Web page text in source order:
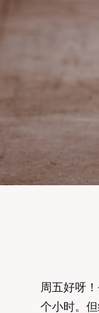
周五好呀
个小时。